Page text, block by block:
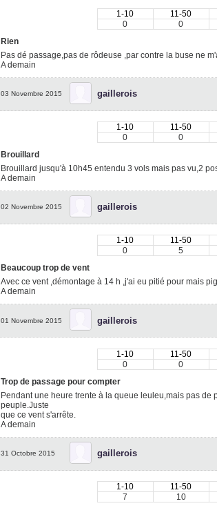
1-10 11-50
0
0
Rien
Pas dé passage,pas de rôdeuse ,par contre la buse ne
A demain
03 Novembre 2015 gaillerois
1-10 11-50
0
0
Brouillard
Brouillard jusqu'à 10h45 entendu 3 vols mais pas vu,2
A demain
02 Novembre 2015 gaillerois
1-10 11-50
0
5
Beaucoup trop de vent
Avec ce vent ,démontage à 14 h ,j'ai eu pitié pour mais
A demain
01 Novembre 2015 gaillerois
1-10 11-50
0
0
Trop de passage pour compter
Pendant une heure trente à la queue leuleu,mais pas
peuple.Juste
que ce vent s'arrête.
A demain
31 Octobre 2015 gaillerois
1-10 11-50
7
10